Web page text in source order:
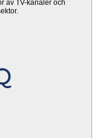
av TV-kanaler och